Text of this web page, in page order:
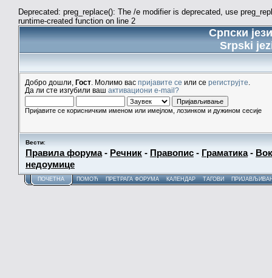
Deprecated: preg_replace(): The /e modifier is deprecated, use
runtime-created function on line 2
Српски
Srpski
Добро дошли, Гост . Молимо вас пријавите се или се региструјте
Да ли сте изгубили ваш активациони e-mail?
Пријавите се корисничким именом или имејлом, лозинком и дужином сесије
Вести:
Правила форума- Речник - Правопис - Граматика-
недоумице
ПОЧЕТНА ПОМОЋ ПРЕТРАГА ФОРУМА КАЛЕНДАР ТАГОВИ